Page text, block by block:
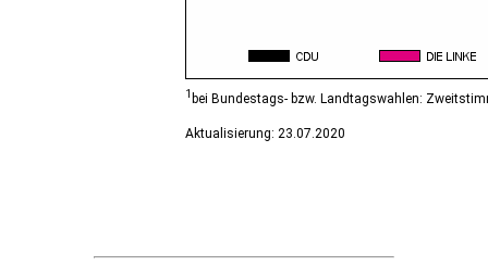
1 bei Bundestags- bzw. Landtagswahlen:
Aktualisierung: 23.07.2020